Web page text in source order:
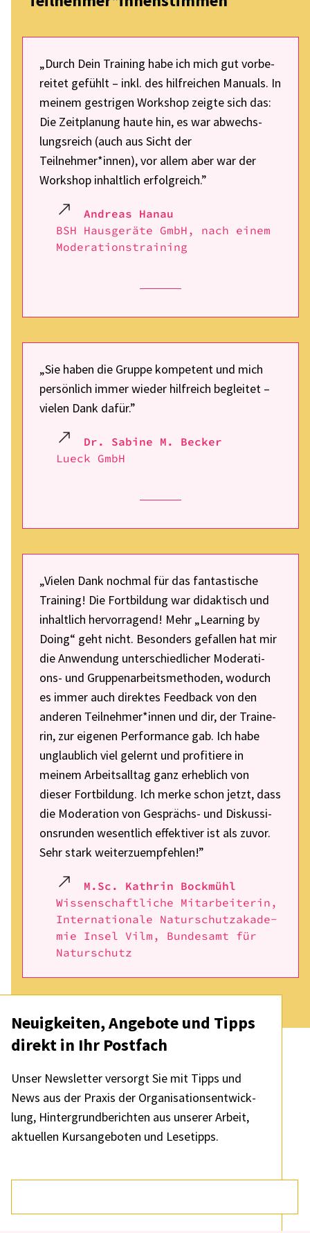
„Durch Dein Trai­ning habe ich mich gut vorbe­
rei­tet gefühlt – inkl. des hilf­rei­chen Manu­als. In
meinem gest­ri­gen Work­shop zeigte sich das:
Die Zeit­pla­nung haute hin, es war abwechs­
lungs­reich (auch aus Sicht der
Teilnehmer*innen), vor allem aber war der
Work­shop inhalt­lich erfolg­reich.”
Andreas Hanau
BSH Haus­ge­räte GmbH, nach einem
Mode­ra­ti­ons­trai­ning
„Sie haben die Gruppe kompe­tent und mich
persön­lich immer wieder hilf­reich beglei­tet –
vielen Dank dafür.”
Dr. Sabine M. Becker
Lueck GmbH
„Vielen Dank noch­mal für das fantas­ti­sche
Trai­ning! Die Fort­bil­dung war didak­tisch und
inhalt­lich hervor­ra­gend! Mehr „Lear­ning by
Doing“ geht nicht. Beson­ders gefal­len hat mir
die Anwen­dung unter­schied­li­cher Mode­ra­ti­
ons- und Grup­pen­ar­beits­me­tho­den, wodurch
es immer auch direk­tes Feed­back von den
ande­ren Teilnehmer*innen und dir, der Trai­ne­
rin, zur eige­nen Perfor­mance gab. Ich habe
unglaub­lich viel gelernt und profi­tiere in
meinem Arbeits­all­tag ganz erheb­lich von
dieser Fort­bil­dung. Ich merke schon jetzt, dass
die Mode­ra­tion von Gesprächs- und Diskus­si­
ons­run­den wesent­lich effek­ti­ver ist als zuvor.
Sehr stark weiter­zu­emp­feh­len!”
M.Sc. Kath­rin Bock­mühl
Wissen­schaft­li­che Mitar­bei­te­rin,
Inter­na­tio­nale Natur­schutz­aka­de­
mie Insel Vilm, Bundes­amt für
Natur­schutz
Neuig­kei­ten, Ange­bote und Tipps
direkt in Ihr Post­fach
Unser News­let­ter versorgt Sie mit Tipps und
News aus der Praxis der Orga­ni­sa­ti­ons­ent­wick­
lung, Hinter­grund­be­rich­ten aus unse­rer Arbeit,
aktu­el­len Kurs­an­ge­bo­ten und Lese­tipps.